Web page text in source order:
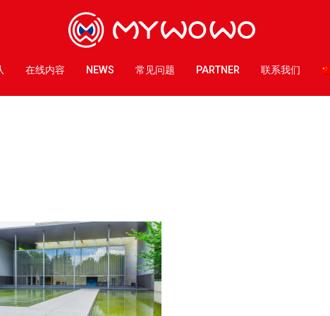
在线内容 NEWS 常见问题 PARTNER 联系我们